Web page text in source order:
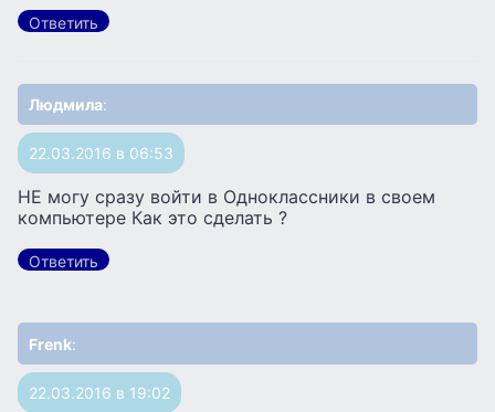
Ответить
Людмила:
22.03.2016 в 06:53
НЕ могу сразу войти в Одноклассники в своем
компьютере Как это сделать ?
Ответить
Frenk:
22.03.2016 в 19:02